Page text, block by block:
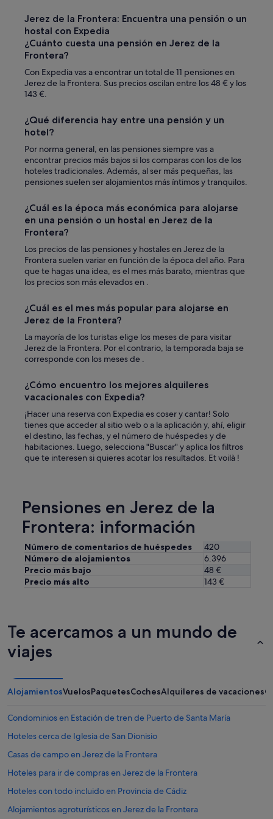
Jerez de la Frontera: Encuentra una pensión o un
hostal con Expedia
¿Cuánto cuesta una pensión en Jerez de la
Frontera?
Con Expedia vas a encontrar un total de 11 pensiones en
Jerez de la Frontera. Sus precios oscilan entre los 48 € y los
143 €.
¿Qué diferencia hay entre una pensión y un
hotel?
Por norma general, en las pensiones siempre vas a
encontrar precios más bajos si los comparas con los de los
hoteles tradicionales. Además, al ser más pequeñas, las
pensiones suelen ser alojamientos más íntimos y tranquilos.
¿Cuál es la época más económica para alojarse
en una pensión o un hostal en Jerez de la
Frontera?
Los precios de las pensiones y hostales en Jerez de la
Frontera suelen variar en función de la época del año. Para
que te hagas una idea, es el mes más barato, mientras que
los precios son más elevados en .
¿Cuál es el mes más popular para alojarse en
Jerez de la Frontera?
La mayoría de los turistas elige los meses de para visitar
Jerez de la Frontera. Por el contrario, la temporada baja se
corresponde con los meses de .
¿Cómo encuentro los mejores alquileres
vacacionales con Expedia?
¡Hacer una reserva con Expedia es coser y cantar! Solo
tienes que acceder al sitio web o a la aplicación y, ahí, eligir
el destino, las fechas, y el número de huéspedes y de
habitaciones. Luego, selecciona "Buscar" y aplica los filtros
que te interesen si quieres acotar los resultados. Et voilà !
Pensiones en Jerez de la
Frontera: información
Número de comentarios de huéspedes
420
Número de alojamientos
6.396
Precio más bajo
48 €
Precio más alto
143 €
Te acercamos a un mundo de
viajes
AlojamientosVuelosPaquetesCochesAlquileres de vacaciones
Condominios en Estación de tren de Puerto de Santa María
Hoteles cerca de Iglesia de San Dionisio
Casas de campo en Jerez de la Frontera
Hoteles para ir de compras en Jerez de la Frontera
Hoteles con todo incluido en Provincia de Cádiz
Alojamientos agroturísticos en Jerez de la Frontera